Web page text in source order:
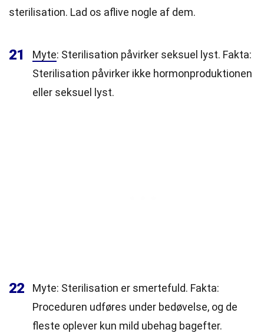
sterilisation. Lad os aflive nogle af dem.
21 Myte: Sterilisation påvirker seksuel lyst. Fakta:
Sterilisation påvirker ikke hormonproduktionen
eller seksuel lyst.
22
Myte: Sterilisation er smertefuld. Fakta:
Proceduren udføres under bedøvelse, og de
fleste oplever kun mild ubehag bagefter.